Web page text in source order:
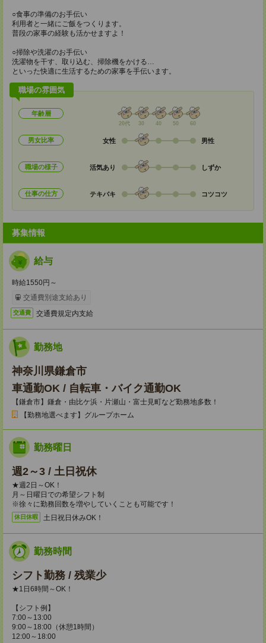
○食事の準備のお手伝い
利用者と一緒にご飯をつくります。
普段の家事の経験も活かせますよ！
○掃除や洗濯のお手伝い
洗濯物を干す、取り込む、掃除機をかける…
といった快適に生活するための家事を手伝います。
職場の雰囲気
年齢層
20代 30 40 50 60
男女比率 女性 男性
職場の様子 活気あり しずか
仕事の仕方 テキパキ コツコツ
募集情報
給与
時給1550円～
交通費別途支給あり
交通費 交通費規定内支給
勤務地
神奈川県鎌倉市
車通勤OK / 自転車・バイク通勤OK
【鎌倉市】鎌倉・由比ケ浜・片瀬山・富士見町など勤務地多数！
【勤務地選べます】グループホーム
勤務曜日
週2～3 / 土日祝休
★週2日～OK！
月～日曜日での希望シフト制
※徐々に勤務回数を増やしていくことも可能です！
休日休暇 土日祝日休みOK！
勤務時間
シフト勤務 / 残業少
★1日6時間～OK！
【シフト例】
7:00～13:00
9:00～18:00（休憩1時間）
12:00～18:00